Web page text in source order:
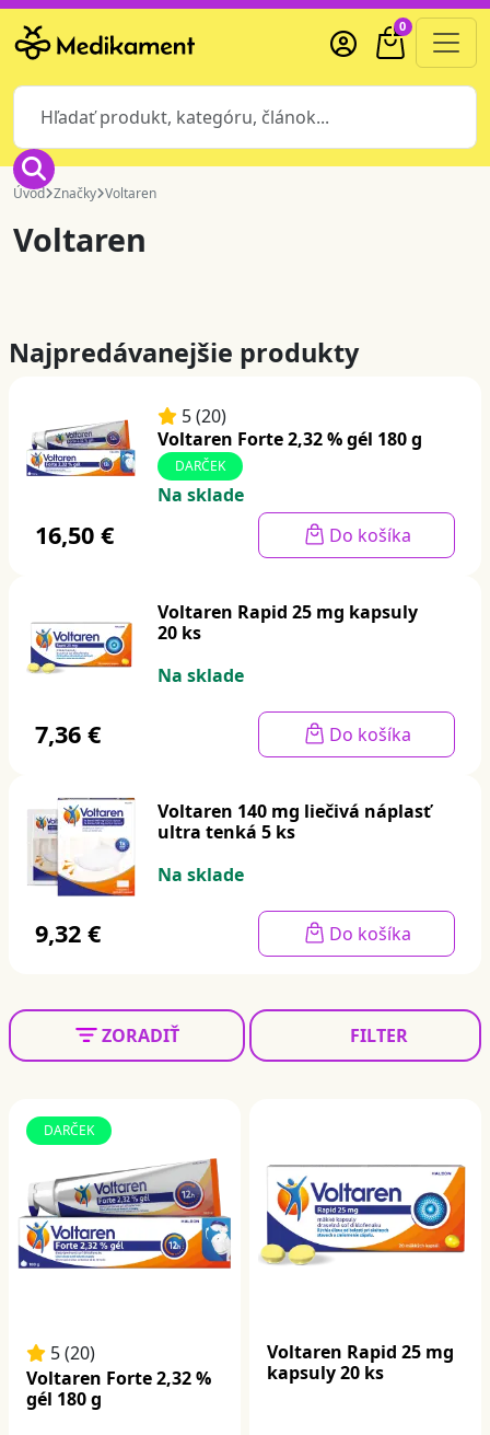
0
Úvod Značky Voltaren
Voltaren
Najpredávanejšie produkty
5 (20)
Voltaren Forte 2,32 % gél 180 g
DARČEK
Na sklade
16,50 € Do košíka
Voltaren Rapid 25 mg kapsuly
20 ks
Na sklade
7,36 € Do košíka
Voltaren 140 mg liečivá náplasť
ultra tenká 5 ks
Na sklade
9,32 € Do košíka
ZORADIŤ FILTER
DARČEK
5 (20)
Voltaren Forte 2,32 %
gél 180 g
Voltaren Rapid 25 mg
kapsuly 20 ks